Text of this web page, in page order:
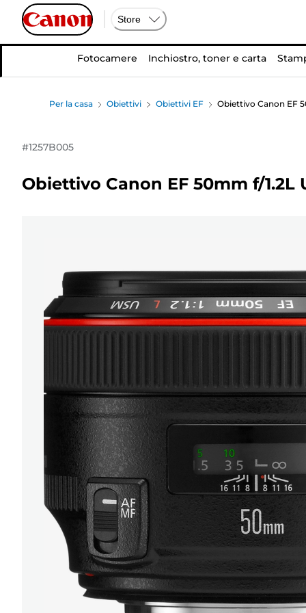
Store
Fotocamere Inchiostro, toner e carta
Per la casa Obiettivi Obiettivi EF Obiettivo Canon EF
#1257B005
Obiettivo Canon EF 50mm f/1.2L